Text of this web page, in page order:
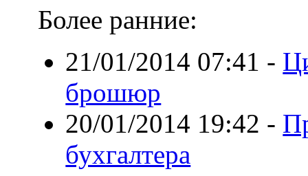
Более ранние:
21/01/2014 07:41 -
брошюр
20/01/2014 19:42 -
бухгалтера